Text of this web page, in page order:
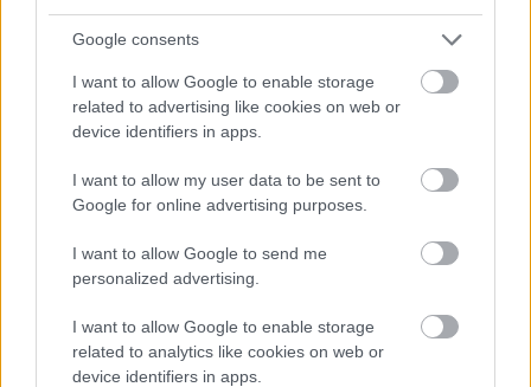
Google consents
I want to allow Google to enable storage
related to advertising like cookies on web or
device identifiers in apps.
I want to allow my user data to be sent to
Google for online advertising purposes.
I want to allow Google to send me
personalized advertising.
I want to allow Google to enable storage
related to analytics like cookies on web or
device identifiers in apps.
ΑΣΠ Ίωνες - ΑΟΦ Πορφύρας 0-3 (21-25, 22-25, 20-25)
ΦΓΣ Πρέβεζας - ΓΣ Χαλανδρίου 0-3 (18-25, 15-25, 13-25)
Γόμιλος
Νέα Γενεά - ΑΣΚ Λαγκαδά 1-3 (14-25, 25-17, 17-25, 23-25)
Ηρακλής Ιωαννίων - Ελπίδα Αμπελοκήπων 0-3 (17-25, 24-
26, 14-25)